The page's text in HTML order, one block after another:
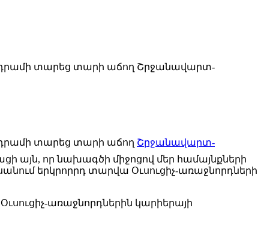
տարեց տարի աճող Շրջանավարտ-
տարեց տարի աճող Շրջանավարտ-
այն, որ նախագծի միջոցով մեր համայնքների
երկրորրդ տարվա Օւսուցիչ-առաջնորդների
առաջնորդներին կարիերայի